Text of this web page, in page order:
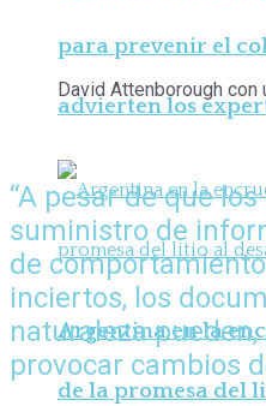
para prevenir el
advierten los
Argentina en la
de la promesa del
David Attenborough con
“A pesar de que
suministro de
de
inciertos, los
naturaleza
provocar cambios